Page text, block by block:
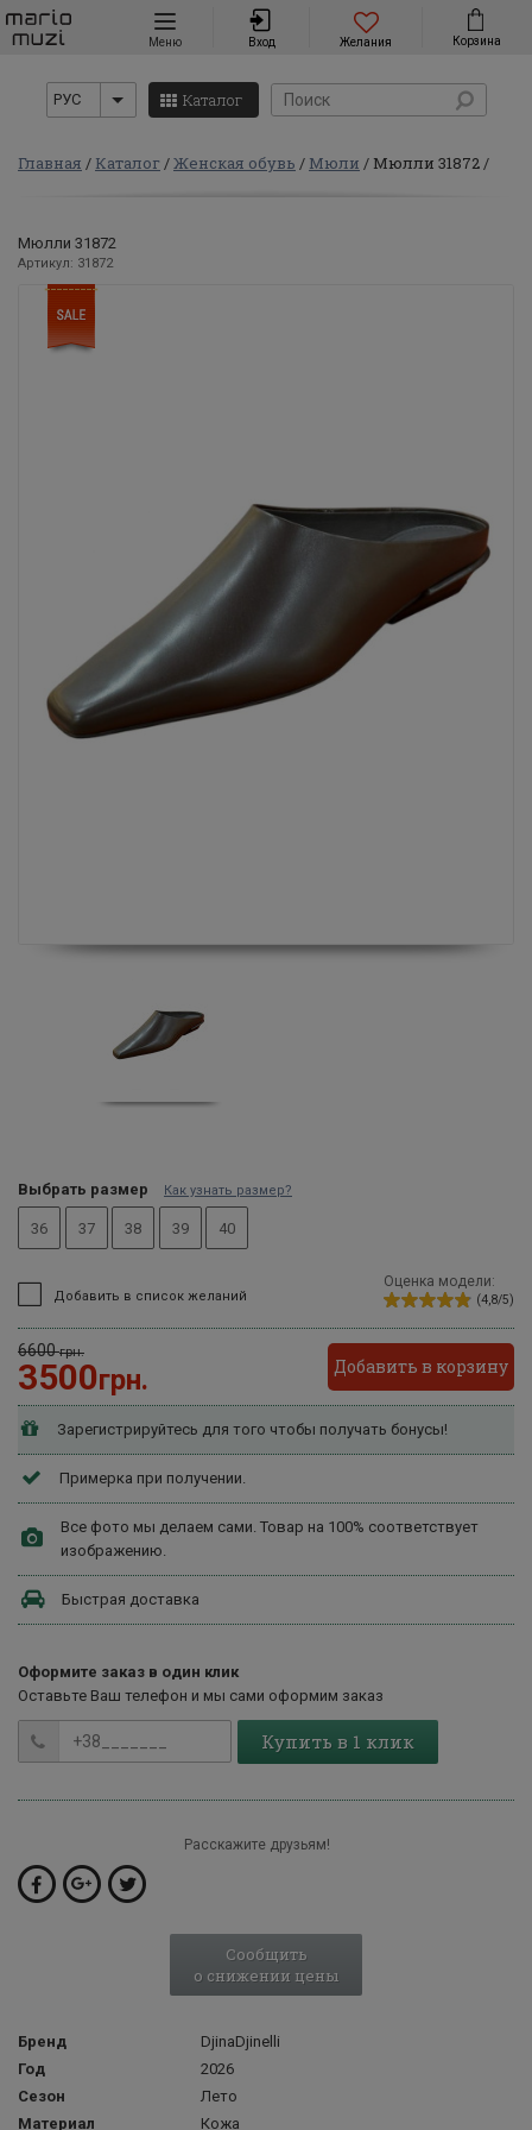
Навигация
Меню Вход Желания Корзина
РУС Каталог
Главная Каталог Женская обувь Мюли Мюлли 31872
Мюлли 31872
Артикул: 31872
Выбрать размер Как узнать размер?
36 37 38 39 40
Добавить в список желаний
Оценка модели:
(4,8/5)
6600грн.
3500грн. Добавить в корзину
Зарегистрируйтесь для того чтобы получать бонусы!
Примерка при получении.
Все фото мы делаем сами. Товар на 100% соответствует
изображению.
Быстрая доставка
Оформите заказ в один клик
Оставьте Ваш телефон и мы сами оформим заказ
Купить в 1 клик
Расскажите друзьям!
Сообщить
о снижении цены
Бренд
DjinaDjinelli
Год
2026
Сезон
Лето
Материал
Кожа